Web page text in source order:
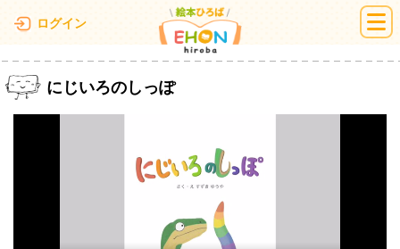
ログイン 絵本ひろば
にじいろのしっぽ